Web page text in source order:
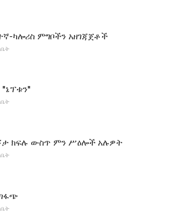
ካሎሪስ ምግቦችን አዘገጃጀቶች
"ኔፕቱን"
ክፍሉ ውስጥ ምን ሥዕሎች አሉዎት